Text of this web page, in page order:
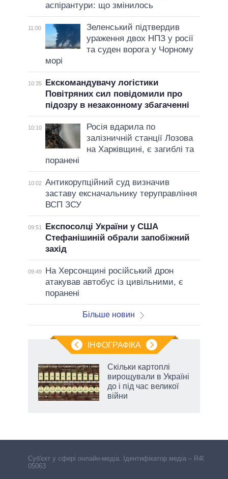
аспірантури: що змінилось
11:00
Зеленський підтвердив
ураження двох НПЗ у росії
та суден ворога у Чорному
морі
10:35
Екскомандувачу логістики
Повітряних сил повідомили про
підозру в незаконному збагаченні
10:10
Росія вдарила по
залізничній станції Лозова
на Харківщині, є загиблі та
поранені
10:02 Антикорупційний суд визначив
заставу ексначальнику теруправління
ВСП ЗСУ
09:51
Експосолці України у США
Стефанішиній обрали запобіжний
захід
09:49
На Херсонщині російський дрон
атакував автобус із цивільними, є
поранені
Більше новин
ІНФОГРАФІКА
Скільки картоплі
вирощували в Україні
до і під час великої
війни
Cуб'єкт у сфері онлайн-медіа. Ідентифікатор медіа – R40-
05063